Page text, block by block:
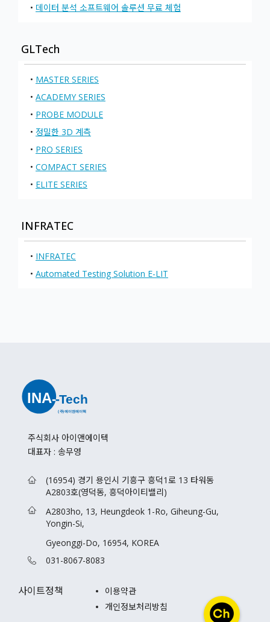
• 데이터 분석 소프트웨어 솔루션 무료 체험
GLTech
• MASTER SERIES
• ACADEMY SERIES
• PROBE MODULE
• 정밀한 3D 계측
• PRO SERIES
• COMPACT SERIES
• ELITE SERIES
INFRATEC
• INFRATEC
• Automated Testing Solution E-LIT
주식회사 아이앤에이텍
대표자 : 송무영
(16954) 경기 용인시 기흥구 흥덕1로 13 타워동
A2803호(영덕동, 흥덕아이티밸리)
A2803ho, 13, Heungdeok 1-Ro, Giheung-Gu,
Yongin-Si,
Gyeonggi-Do, 16954, KOREA
031-8067-8083
사이트정책
이용약관
개인정보처리방침